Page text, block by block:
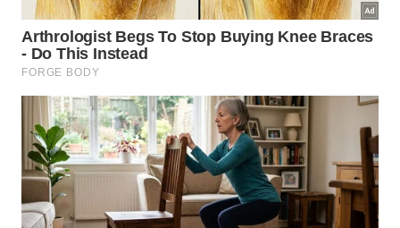
Aprenda a limpar, secar e triturar cascas de ovo para
aproveitar melhor seus nutrientes no jardim -
gerada por inteligência artificial
Quais plantas mais se beneficiam
das cascas de ovo?